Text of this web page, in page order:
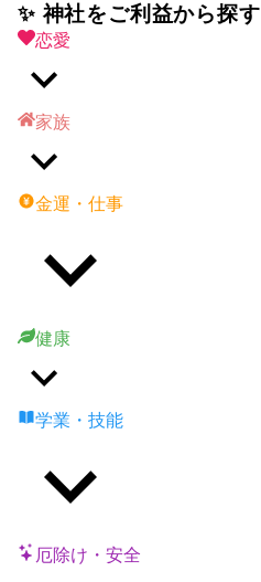
✨ 神社をご利益から探す
恋愛
家族
金運・仕事
健康
学業・技能
厄除け・安全